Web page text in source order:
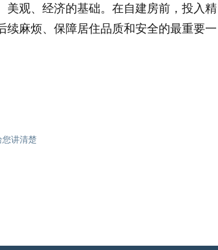
观、经济的基础。在自建房前，投入精
麻烦、保障居住品质和安全的最重要一
您讲清楚